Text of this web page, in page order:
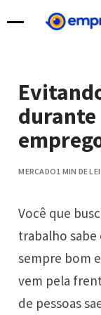
Pular para o
durante
MERCADO1 MIN DE
Você que
trabalho sabe
sempre bom
vem pela
de pessoas